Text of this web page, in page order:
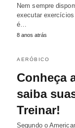
Nem sempre
executar
é…
8 anos atrás
AERÓBICO
Conheça
saiba
Treinar!
Segundo o